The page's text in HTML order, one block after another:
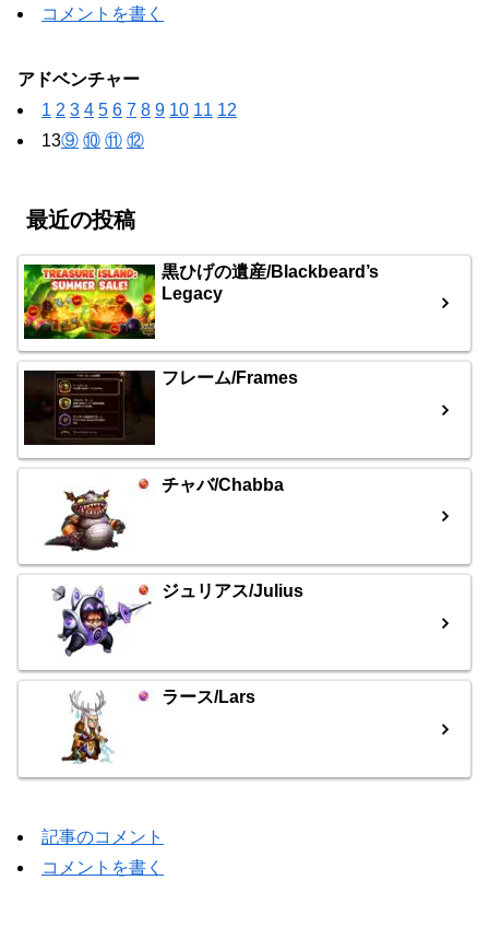
コメントを書く
アドベンチャー
1 2 3 4 5 6 7 8 9 10 11 12
13⑨ ⑩ ⑪ ⑫
最近の投稿
黒ひげの遺産/Blackbeard’s
Legacy
フレーム/Frames
チャバ/Chabba
ジュリアス/Julius
ラース/Lars
記事のコメント
コメントを書く